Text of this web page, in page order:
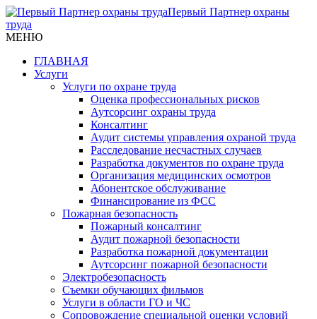
Первый Партнер охраны
труда
МЕНЮ
ГЛАВНАЯ
Услуги
Услуги по охране труда
Оценка профессиональных рисков
Аутсорсинг охраны труда
Консалтинг
Аудит системы управления охраной труда
Расследование несчастных случаев
Разработка документов по охране труда
Организация медицинских осмотров
Абонентское обслуживание
Финансирование из ФСС
Пожарная безопасность
Пожарный консалтинг
Аудит пожарной безопасности
Разработка пожарной документации
Аутсорсинг пожарной безопасности
Электробезопасность
Съемки обучающих фильмов
Услуги в области ГО и ЧС
Сопровождение специальной оценки условий